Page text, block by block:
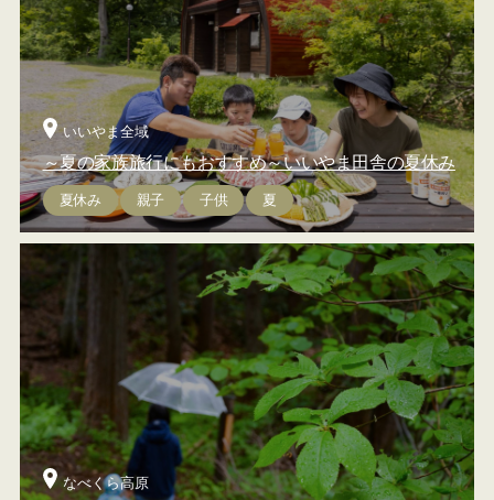
いいやま全域
～夏の家族旅行にもおすすめ～いいやま田舎の夏休み
夏休み 親子 子供 夏
なべくら高原